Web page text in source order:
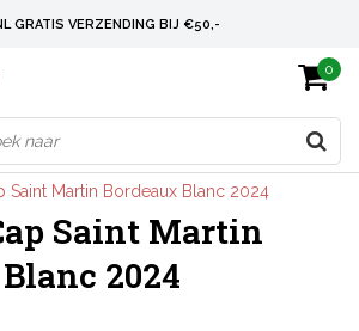
GRATIS VERZENDING BIJ €50,-
GRATIS VERZENDING BIJ € 75
VERSANDKOSTENFREI AB € 75
0
Saint Martin Bordeaux Blanc 2024
Saint Martin
2024